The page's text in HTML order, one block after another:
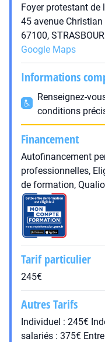
Foyer protestant de
45 avenue
67100,
Google Maps
Informations
Renseignez-
conditions
Financement
Autofinancement
professionnelles,
de formation,
Tarif particulier
245€
Autres Tarifs
Individuel : 245€
salariés : 375€